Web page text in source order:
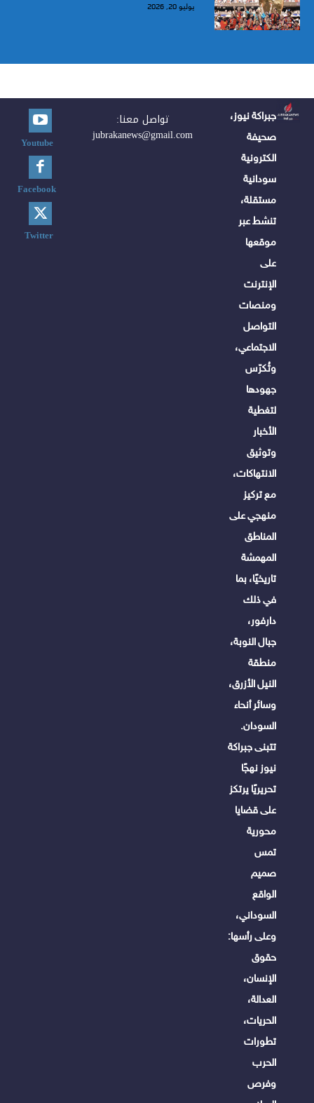
يوليو 20, 2026
جبراكة نيوز،
صحيفة
الكترونية
سودانية
مستقلة،
تنشط عبر
موقعها
على
الإنترنت
ومنصات
التواصل
الاجتماعي،
وتُكرّس
جهودها
لتغطية
الأخبار
وتوثيق
الانتهاكات،
مع تركيز
منهجي على
المناطق
المهمشة
تاريخيًا، بما
في ذلك
دارفور،
جبال النوبة،
منطقة
النيل الأزرق،
وسائر أنحاء
السودان.
تتبنى جبراكة
نيوز نهجًا
تحريريًا يرتكز
على قضايا
محورية
تمس
صميم
الواقع
السوداني،
وعلى رأسها:
حقوق
الإنسان،
العدالة،
الحريات،
تطورات
الحرب
وفرص
تواصل معنا:
jubrakanews@gmail.com
Youtube
Facebook
Twitter